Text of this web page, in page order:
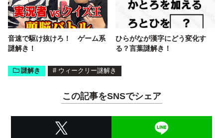
音速で駆け抜けろ！ ゲーム系
謎解き！
ひらがなが漢字にどう変化す
る？言葉謎解き！
謎解き # ウィークリー謎解き
この記事をSNSでシェア